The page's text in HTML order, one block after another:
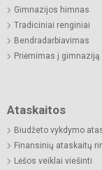
Gimnazijos himnas
Tradiciniai renginiai
Bendradarbiavimas
Priėmimas į gimnaziją
Ataskaitos
Biudžeto vykdymo
Finansinių ataskaitų
Lėšos veiklai viešinti